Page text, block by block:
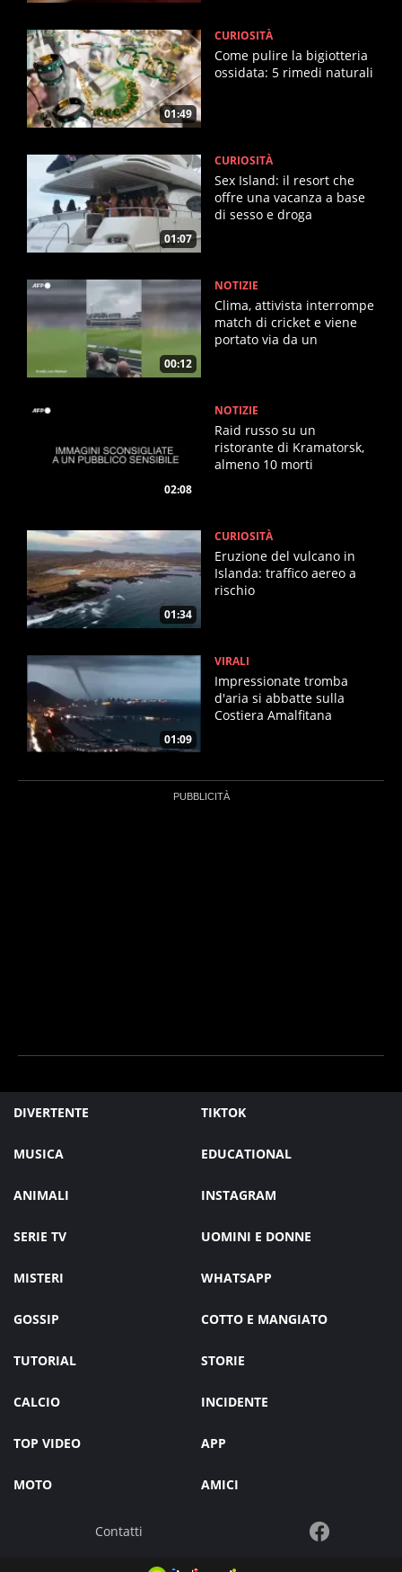
01:49
CURIOSITÀ
Come pulire la bigiotteria
ossidata: 5 rimedi naturali
01:07
CURIOSITÀ
Sex Island: il resort che
offre una vacanza a base
di sesso e droga
00:12
NOTIZIE
Clima, attivista interrompe
match di cricket e viene
portato via da un
02:08
NOTIZIE
Raid russo su un
ristorante di Kramatorsk,
almeno 10 morti
01:34
CURIOSITÀ
Eruzione del vulcano in
Islanda: traffico aereo a
rischio
01:09
VIRALI
Impressionate tromba
d'aria si abbatte sulla
Costiera Amalfitana
DIVERTENTE TIKTOK
MUSICA EDUCATIONAL
ANIMALI INSTAGRAM
SERIE TV UOMINI E DONNE
MISTERI WHATSAPP
GOSSIP COTTO E MANGIATO
TUTORIAL STORIE
CALCIO INCIDENTE
TOP VIDEO APP
MOTO AMICI
Contatti